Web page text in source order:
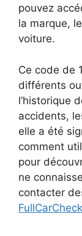
pouvez
la marque,
voiture.
Ce code de
différents
l’historique
accidents,
elle a été
comment
pour
ne
contacter
FullCarCheck